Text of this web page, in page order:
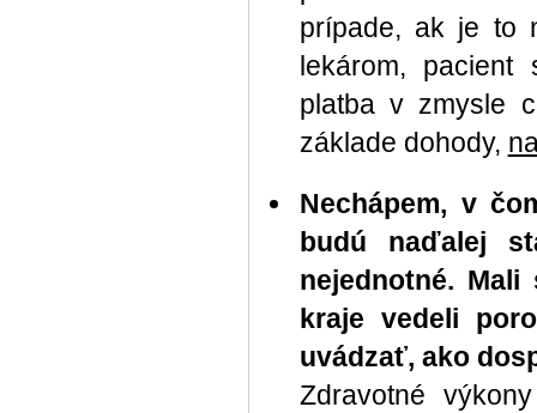
prípade, ak je to
lekárom,
platba v zmysle
základe dohody,
Nechápem, v
budú naďalej
nejednotné.
kraje vedeli
uvádzať, ako
Zdravotné